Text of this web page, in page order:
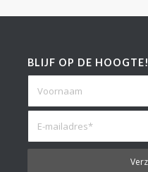
BLIJF OP DE HOOGTE!